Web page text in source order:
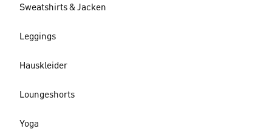
Sweatshirts & Jacken
Leggings
Hauskleider
Loungeshorts
Yoga